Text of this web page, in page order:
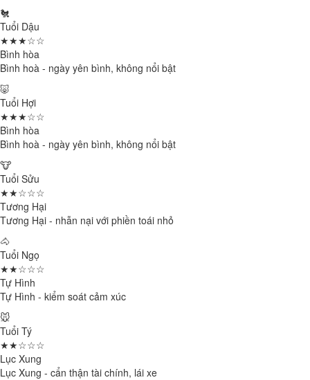
🐔
Tuổi Dậu
★★★☆☆
Bình hòa
Bình hoà - ngày yên bình, không nổi bật
🐷
Tuổi Hợi
★★★☆☆
Bình hòa
Bình hoà - ngày yên bình, không nổi bật
🐮
Tuổi Sửu
★★☆☆☆
Tương Hại
Tương Hại - nhẫn nại với phiền toái nhỏ
🐴
Tuổi Ngọ
★★☆☆☆
Tự Hình
Tự Hình - kiểm soát cảm xúc
🐭
Tuổi Tý
★★☆☆☆
Lục Xung
Lục Xung - cẩn thận tài chính, lái xe